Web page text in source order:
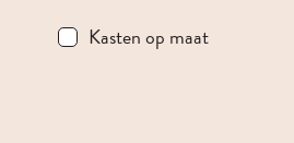
Kasten op maat